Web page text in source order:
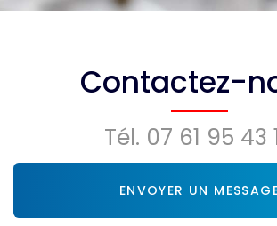
Contactez-
Tél. 07 61 95 43
ENVOYER UN